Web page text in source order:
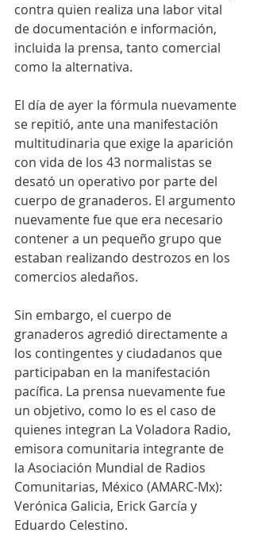
contra quien realiza una labor vital
de documentación e información,
incluida la prensa, tanto comercial
como la alternativa.
El día de ayer la fórmula nuevamente
se repitió, ante una manifestación
multitudinaria que exige la aparición
con vida de los 43 normalistas se
desató un operativo por parte del
cuerpo de granaderos. El argumento
nuevamente fue que era necesario
contener a un pequeño grupo que
estaban realizando destrozos en los
comercios aledaños.
Sin embargo, el cuerpo de
granaderos agredió directamente a
los contingentes y ciudadanos que
participaban en la manifestación
pacífica. La prensa nuevamente fue
un objetivo, como lo es el caso de
quienes integran La Voladora Radio,
emisora comunitaria integrante de
la Asociación Mundial de Radios
Comunitarias, México (AMARC-Mx):
Verónica Galicia, Erick García y
Eduardo Celestino.